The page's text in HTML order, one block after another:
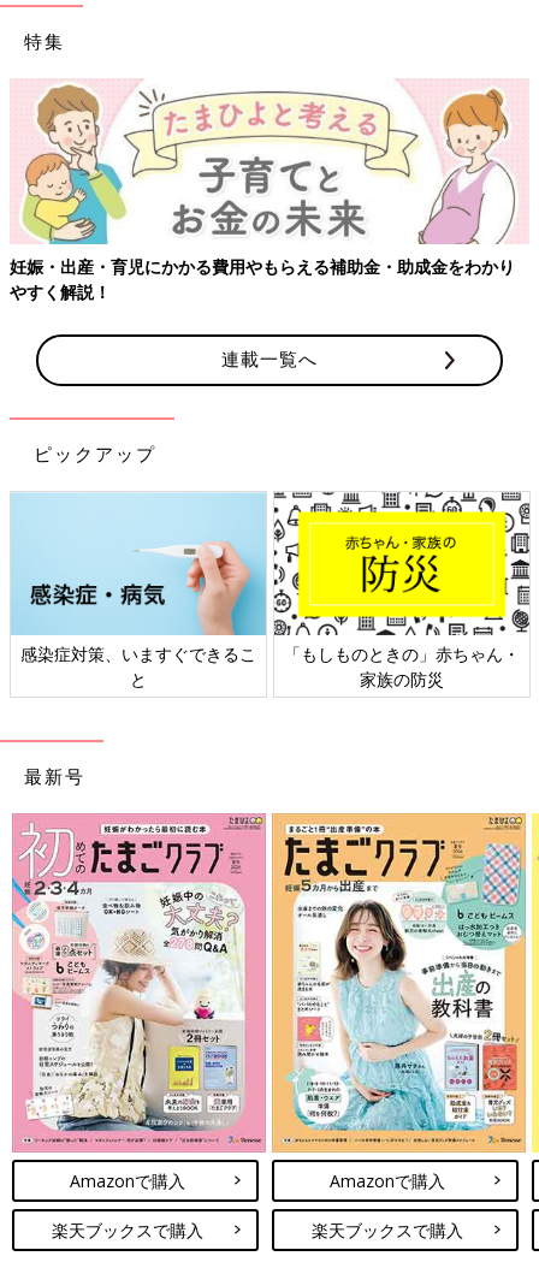
特集
妊娠・出産・育児にかかる費用やもらえる補助金・助成金をわかり
やすく解説！
連載一覧へ
ピックアップ
感染症対策、いますぐできるこ
と
「もしものときの」赤ちゃん・
家族の防災
最新号
Amazonで購入
楽天ブックスで購入
Amazonで購入
楽天ブックスで購入